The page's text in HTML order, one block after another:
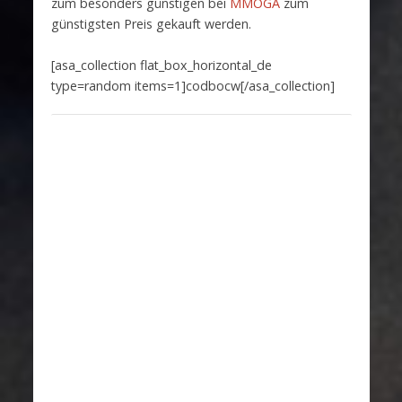
günstigsten Preis gekauft werden.
[asa_collection flat_box_horizontal_de
type=random items=1]codbocw[/asa_collection]